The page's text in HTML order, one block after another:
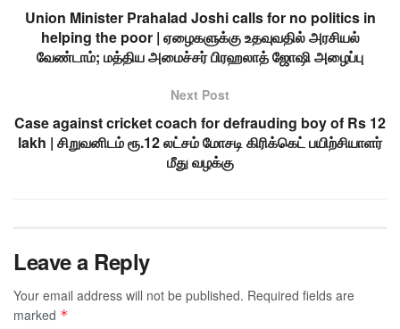
Union Minister Prahalad Joshi calls for no politics in
helping the poor | ஏழைகளுக்கு உதவுவதில் அரசியல்
வேண்டாம்; மத்திய அமைச்சர் பிரஹலாத் ஜோஷி அழைப்பு
Next Post
Case against cricket coach for defrauding boy of Rs 12
lakh | சிறுவனிடம் ரூ.12 லட்சம் மோசடி கிரிக்கெட் பயிற்சியாளர்
மீது வழக்கு
Leave a Reply
Your email address will not be published. Required fields are
marked *